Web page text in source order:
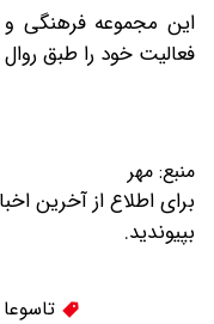
این مجموعه فرهنگی و
فعالیت خود را طبق
منبع: مهر
برای اطلاع از آخرین
بپیوندید.